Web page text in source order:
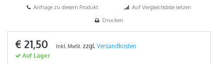
Anfrage zu diesem Produkt
Auf Vergleichsliste setzen
Drucken
€ 21,50 Inkl. MwSt. zzgl. Versandkosten
Auf Lager